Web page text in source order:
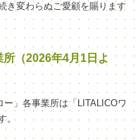
き変わらぬご愛顧を賜ります
（2026年4月1日よ
」各事業所は「LITALICOワ
。